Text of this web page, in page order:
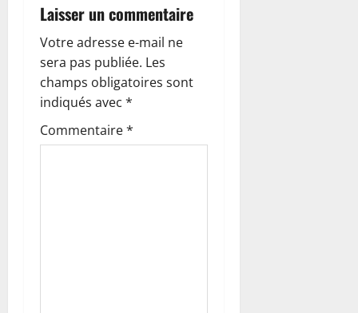
o
n
d
’
Laisser un commentaire
Votre adresse e-mail ne
sera pas publiée. Les
champs obligatoires sont
indiqués avec *
Commentaire*